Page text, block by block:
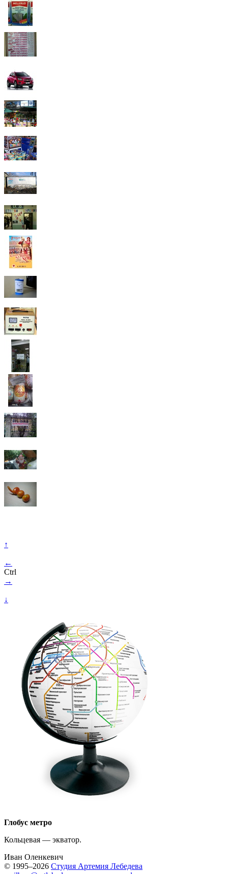
↑
←
Ctrl
→
↓
Глобус метро
Кольцевая — экватор.
Иван Оленкевич
© 1995–2026 Студия Артемия Лебедева